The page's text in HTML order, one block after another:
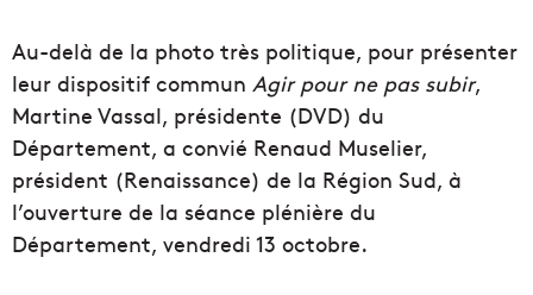
Au-delà de la photo très politique, pour présenter
leur dispositif commun Agir pour ne pas subir,
Martine Vassal, présidente (DVD) du
Département, a convié Renaud Muselier,
président (Renaissance) de la Région Sud, à
l’ouverture de la séance plénière du
Département, vendredi 13 octobre.